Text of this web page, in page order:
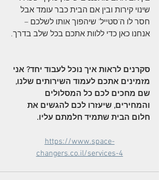
שינוי קירות ובין אם הבית כבר עומד אבל
חסר לו ה'סטייל' שיהפוך אותו לשלכם –
אנחנו כאן כדי ללוות אתכם בכל שלב בדרך.
סקרנים לראות איך נוכל לעבוד יחד? אני
מזמינים אתכם לעמוד השירותים שלנו,
שם מחכים לכם כל המסלולים
והמחירים, שיעזרו לכם להגשים את
חלום הבית שתמיד חלמתם עליו.
https://www.space-
changers.co.il/services-4